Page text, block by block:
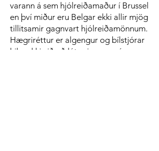
varann á sem hjólreiðamaður í Brussel
en því miður eru Belgar ekki allir mjög
tillitsamir gagnvart hjólreiðamönnum.
Hægriréttur er algengur og bílstjórar
hika ekki við að láta sig gossa í